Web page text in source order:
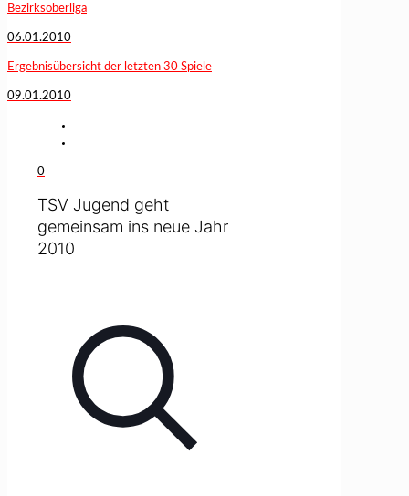
Bezirksoberliga
06.01.2010
Ergebnisübersicht der letzten 30 Spiele
09.01.2010
0
TSV Jugend geht
gemeinsam ins neue Jahr
2010